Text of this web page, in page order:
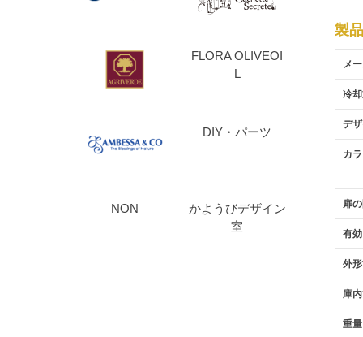
製
メ
冷
デ
カ
扉
有
外
庫
重量
FLORA OLIVEOI
L
DIY・パーツ
NON
かようびデザイン
室